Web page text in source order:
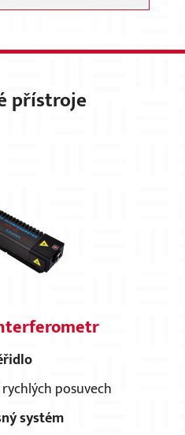
přístroje
posuvech
systém